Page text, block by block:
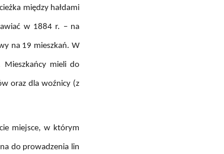
między hałdami
w 1884 r. – na
na 19 mieszkań. W
mieli do
oraz dla woźnicy (z
miejsce, w którym
do prowadzenia lin